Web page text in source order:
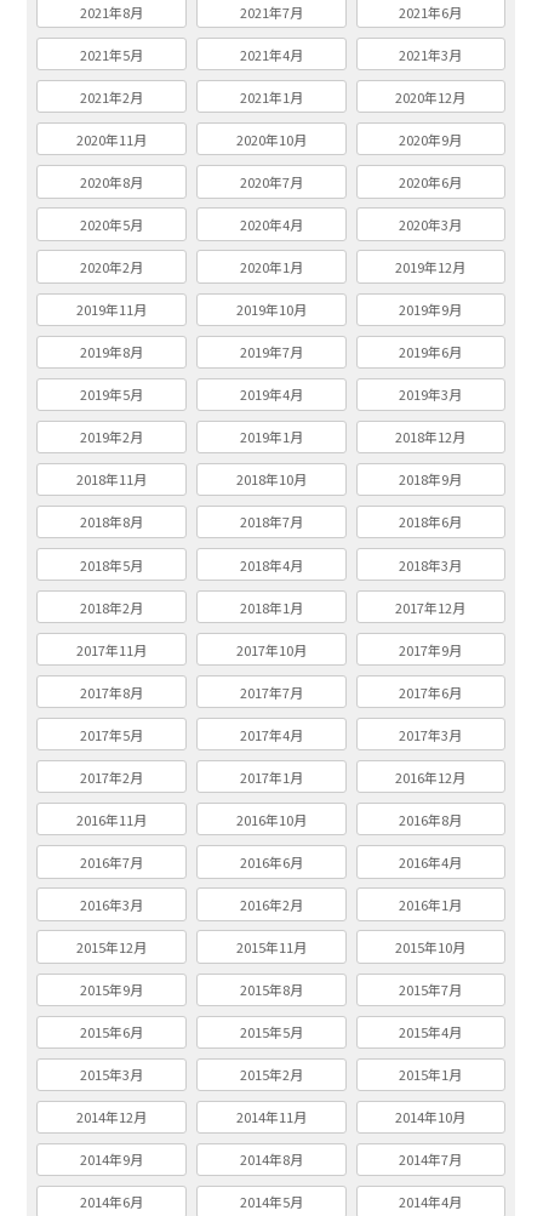
2021年8月 2021年7月 2021年6月
2021年5月 2021年4月 2021年3月
2021年2月 2021年1月 2020年12月
2020年11月 2020年10月 2020年9月
2020年8月 2020年7月 2020年6月
2020年5月 2020年4月 2020年3月
2020年2月 2020年1月 2019年12月
2019年11月 2019年10月 2019年9月
2019年8月 2019年7月 2019年6月
2019年5月 2019年4月 2019年3月
2019年2月 2019年1月 2018年12月
2018年11月 2018年10月 2018年9月
2018年8月 2018年7月 2018年6月
2018年5月 2018年4月 2018年3月
2018年2月 2018年1月 2017年12月
2017年11月 2017年10月 2017年9月
2017年8月 2017年7月 2017年6月
2017年5月 2017年4月 2017年3月
2017年2月 2017年1月 2016年12月
2016年11月 2016年10月 2016年8月
2016年7月 2016年6月 2016年4月
2016年3月 2016年2月 2016年1月
2015年12月 2015年11月 2015年10月
2015年9月 2015年8月 2015年7月
2015年6月 2015年5月 2015年4月
2015年3月 2015年2月 2015年1月
2014年12月 2014年11月 2014年10月
2014年9月 2014年8月 2014年7月
2014年6月 2014年5月 2014年4月